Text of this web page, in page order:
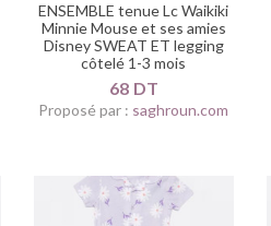
ENSEMBLE tenue Lc Waikiki
Minnie Mouse et ses amies
Disney SWEAT ET legging
côtelé 1-3 mois
68 DT
Proposé par : saghroun.com